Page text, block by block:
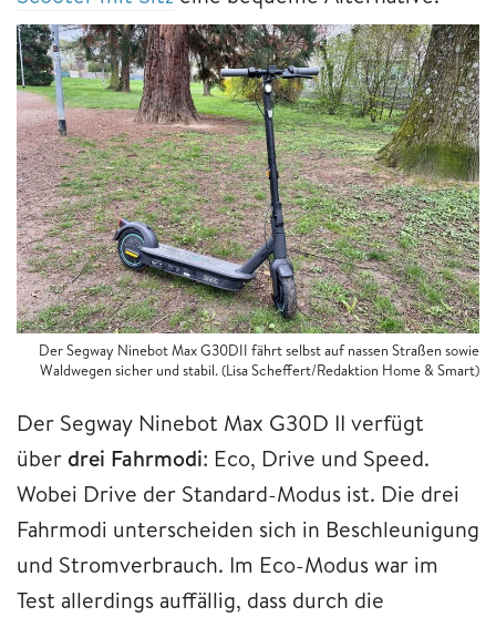
Der Segway Ninebot Max G30DII fährt selbst auf nassen Straßen sowie
Waldwegen sicher und stabil. (Lisa Scheffert/Redaktion Home & Smart)
Der Segway Ninebot Max G30D II verfügt
über drei Fahrmodi: Eco, Drive und Speed.
Wobei Drive der Standard-Modus ist. Die drei
Fahrmodi unterscheiden sich in Beschleunigung
und Stromverbrauch. Im Eco-Modus war im
Test allerdings auffällig, dass durch die